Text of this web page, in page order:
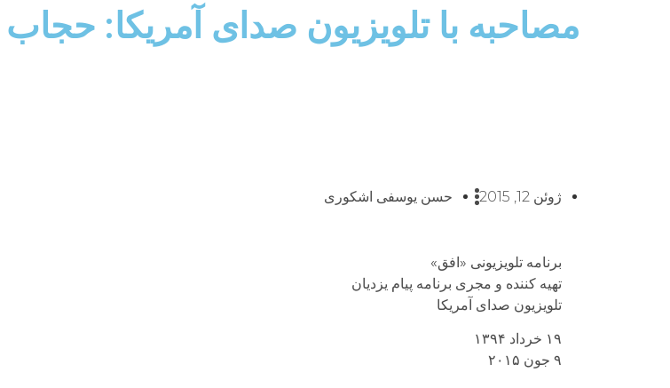
مصاحبه با تلویزیون صدای آمریکا: حجاب
ژوئن 12, 2015 حسن یوسفی اشکوری
برنامه تلویزیونی «افق»
تهیه کننده و مجری برنامه پيام يزديان
تلویزیون صدای آمریکا
۱۹ خرداد ۱۳۹۴
۹ جون ۲۰۱۵